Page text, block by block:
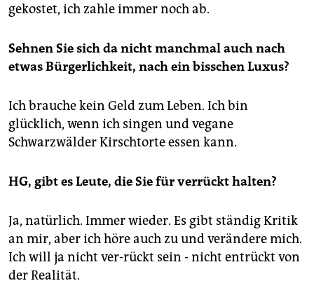
gekostet, ich zahle immer noch ab.
Sehnen Sie sich da nicht manchmal auch nach
etwas Bürgerlichkeit, nach ein bisschen Luxus?
Ich brauche kein Geld zum Leben. Ich bin
glücklich, wenn ich singen und vegane
Schwarzwälder Kirschtorte essen kann.
HG, gibt es Leute, die Sie für verrückt halten?
Ja, natürlich. Immer wieder. Es gibt ständig Kritik
an mir, aber ich höre auch zu und verändere mich.
Ich will ja nicht ver-rückt sein - nicht entrückt von
der Realität.